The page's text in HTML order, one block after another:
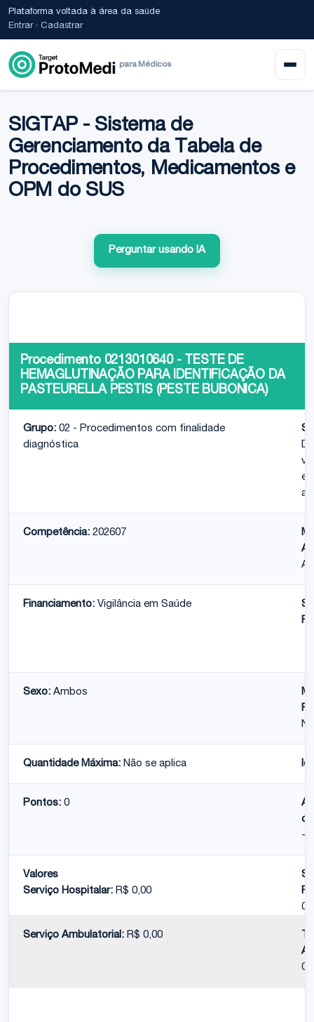
Plataforma voltada à área da saúde
Entrar· Cadastrar
para Médicos
SIGTAP - Sistema de
Gerenciamento da Tabela de
Procedimentos, Medicamentos e
OPM do SUS
Perguntar usando IA
Procedimento 0213010640 - TESTE DE
HEMAGLUTINAÇÃO PARA IDENTIFICAÇÃO DA
PASTEURELLA PESTIS (PESTE BUBONICA)
Grupo: 02 - Procedimentos com finalidade
diagnóstica
Competência: 202607
Financiamento: Vigilância em Saúde
Sexo: Ambos
Quantidade Máxima: Não se aplica
Pontos: 0
-
Valores
Serviço Hospitalar: R$ 0,00
Serviço Ambulatorial: R$ 0,00